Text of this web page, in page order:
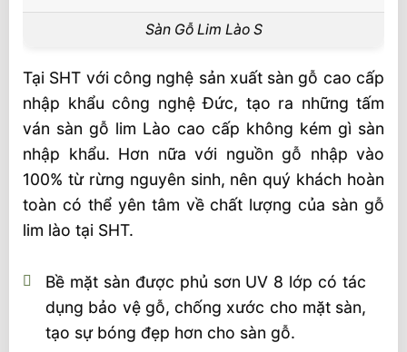
Sàn Gỗ Lim Lào S
Tại SHT với công nghệ sản xuất sàn gỗ cao cấp
nhập khẩu công nghệ Đức, tạo ra những tấm
ván sàn gỗ lim Lào cao cấp không kém gì sàn
nhập khẩu. Hơn nữa với nguồn gỗ nhập vào
100% từ rừng nguyên sinh, nên quý khách hoàn
toàn có thể yên tâm về chất lượng của sàn gỗ
lim lào tại SHT.
Bề mặt sàn được phủ sơn UV 8 lớp có tác
dụng bảo vệ gỗ, chống xước cho mặt sàn,
tạo sự bóng đẹp hơn cho sàn gỗ.